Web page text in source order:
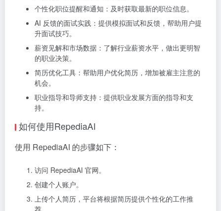
个性化职位提醒和通知：及时获取最新的职位信息。
AI 反馈的面试实践：提供模拟面试和反馈，帮助用户提
升面试技巧。
薪资见解和市场数据：了解行业薪资水平，做出更明智
的职业决策。
简历优化工具：帮助用户优化简历，增加被雇主注意的
机会。
职业指导和导师支持：提供职业发展方面的指导和支
持。
如何使用RepediaAI
使用 RepediaAI 的步骤如下：
访问 RepediaAI 官网。
创建个人账户。
上传个人简历，平台将根据简历提供个性化的工作推